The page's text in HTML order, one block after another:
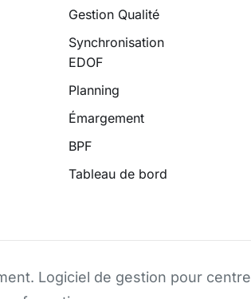
Gestion Qualité
Synchronisation
EDOF
Planning
Émargement
BPF
Tableau de bord
Logiciel de gestion pour